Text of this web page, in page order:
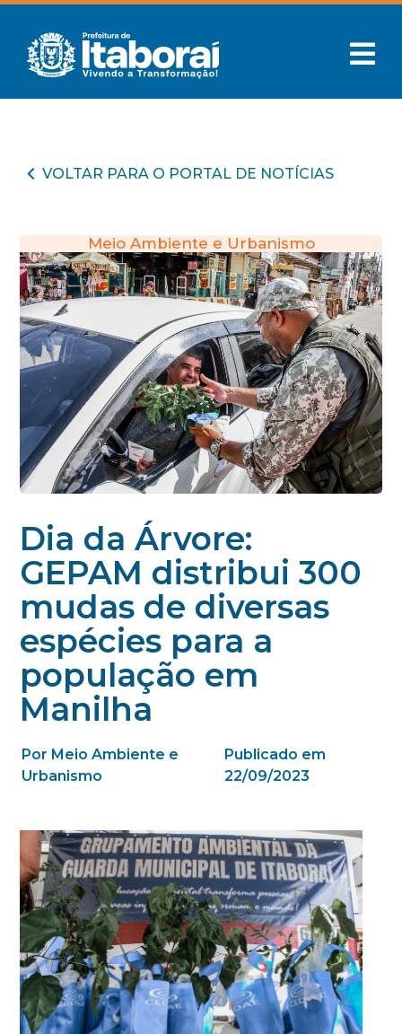
VOLTAR PARA O PORTAL DE NOTÍCIAS
Meio Ambiente e Urbanismo
Dia da Árvore:
GEPAM distribui 300
mudas de diversas
espécies para a
população em
Manilha
Por Meio Ambiente e
Urbanismo
Publicado em
22/09/2023